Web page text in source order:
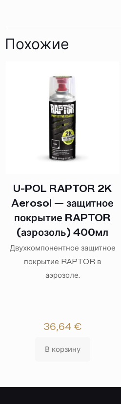
Похожие
U-POL RAPTOR 2K
Aerosol — защитное
покрытие RAPTOR
(аэрозоль) 400мл
Двухкомпонентное защитное
покрытие RAPTOR в
аэрозоле.
36,64 €
В корзину